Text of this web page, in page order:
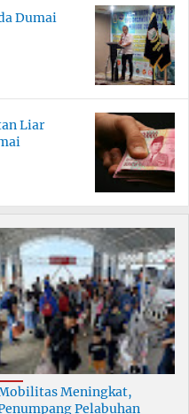
Dumai
Liar
Meningkat,
Pelabuhan